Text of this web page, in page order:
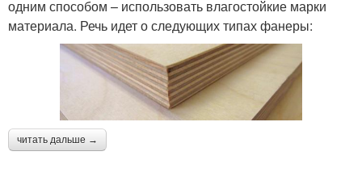
одним способом – использовать влагостойкие марки
материала. Речь идет о следующих типах фанеры:
читать дальше →